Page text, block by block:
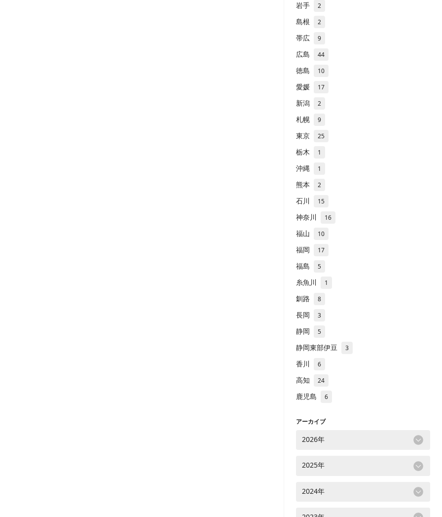
岩手 2
島根 2
帯広 9
広島 44
徳島 10
愛媛 17
新潟 2
札幌 9
東京 25
栃木 1
沖縄 1
熊本 2
石川 15
神奈川 16
福山 10
福岡 17
福島 5
糸魚川 1
釧路 8
長岡 3
静岡 5
静岡東部伊豆 3
香川 6
高知 24
鹿児島 6
アーカイブ
2026年
2025年
2024年